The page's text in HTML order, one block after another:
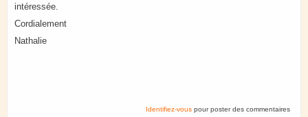
intéressée.
Cordialement
Nathalie
Identifiez-vous pour poster des commentaires